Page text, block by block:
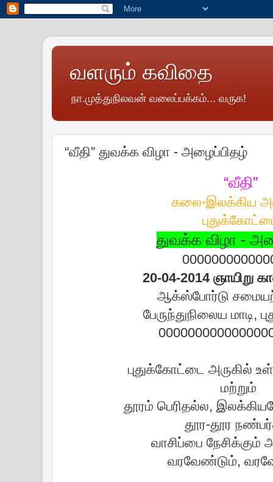
வளரும் கவிதை
நா.முத்துநிலவன் வலைப்பக்கம்... வருக!
“வீதி” துவக்க விழா - அழைப்பிதழ்
“வீதி”
கலை-இலக்கிய
துவக்க விழா -
20-04-2014 ஞாயிறு
ஆக்ஸ்போர்டு
பேருந்துநிலைய மாடி,
புதுக்கோட்டை அருகில்
மற்றும்
தூரம் பெரிதல்ல,
தூர-தூர
வாசிப்பை
வரவேண்டும்,